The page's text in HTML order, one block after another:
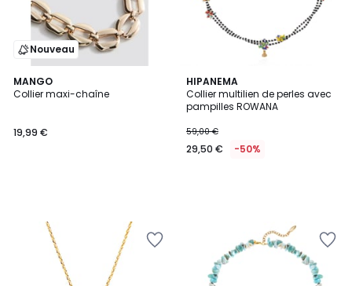
Nouveau
MANGO
Collier maxi-chaîne
19,99 €
HIPANEMA
Collier multilien de perles avec
pampilles ROWANA
59,00 €
29,50 € -50%